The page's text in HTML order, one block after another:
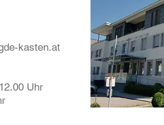
kasten.at
Uhr